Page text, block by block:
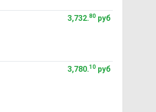
3,732.80руб
3,780.10руб